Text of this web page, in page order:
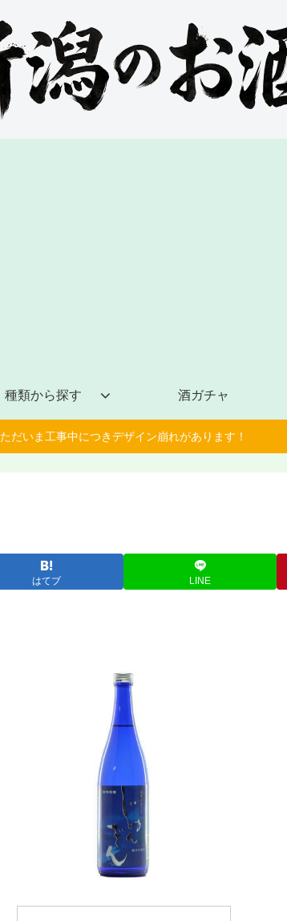
種類から探す 酒ガチャ
ただいま工事中につきデザイン崩れがあります！
はてブ LINE